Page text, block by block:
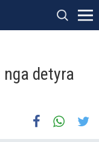
detyra